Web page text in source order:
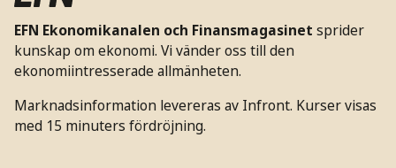
EFN Ekonomikanalen och Finansmagasinet sprider
kunskap om ekonomi. Vi vänder oss till den
ekonomiintresserade allmänheten.
Marknadsinformation levereras av Infront. Kurser visas
med 15 minuters fördröjning.